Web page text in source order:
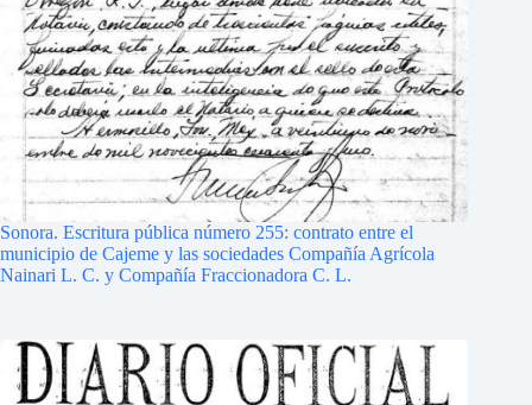
Sonora. Escritura pública número 255: contrato entre el
municipio de Cajeme y las sociedades Compañía Agrícola
Nainari L. C. y Compañía Fraccionadora C. L.